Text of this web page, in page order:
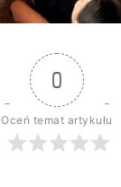
0
Oceń temat artykułu